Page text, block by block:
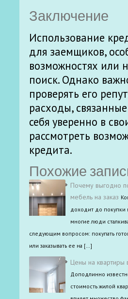
Заключение
Использование
для заемщиков,
возможностях или
поиск. Однако
проверять его
расходы,
себя уверенно в
рассмотреть
кредита.
Похожие
Почему выгодно
мебель на заказ
доходит до покупки
многие люди
следующим вопросом: покупать
или заказывать ее на […]
Цены на квартиры
Доподлинно
стоимость жилой